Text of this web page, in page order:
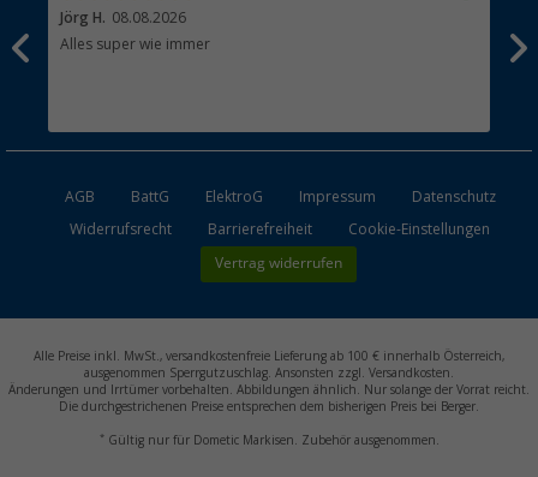
Jörg H. 08.08.2026
Alles super wie immer
AGB BattG ElektroG Impressum
Datenschutz
Widerrufsrecht
Barrierefreiheit Cookie-Einstellungen
Vertrag widerrufen
Alle Preise inkl. MwSt., versandkostenfreie Lieferung ab 100 € innerhalb Österreich,
ausgenommen Sperrgutzuschlag. Ansonsten zzgl. Versandkosten.
Änderungen und Irrtümer vorbehalten. Abbildungen ähnlich. Nur solange der Vorrat reicht.
Die durchgestrichenen Preise entsprechen dem bisherigen Preis bei Berger.
*Gültig nur für Dometic Markisen. Zubehör ausgenommen.